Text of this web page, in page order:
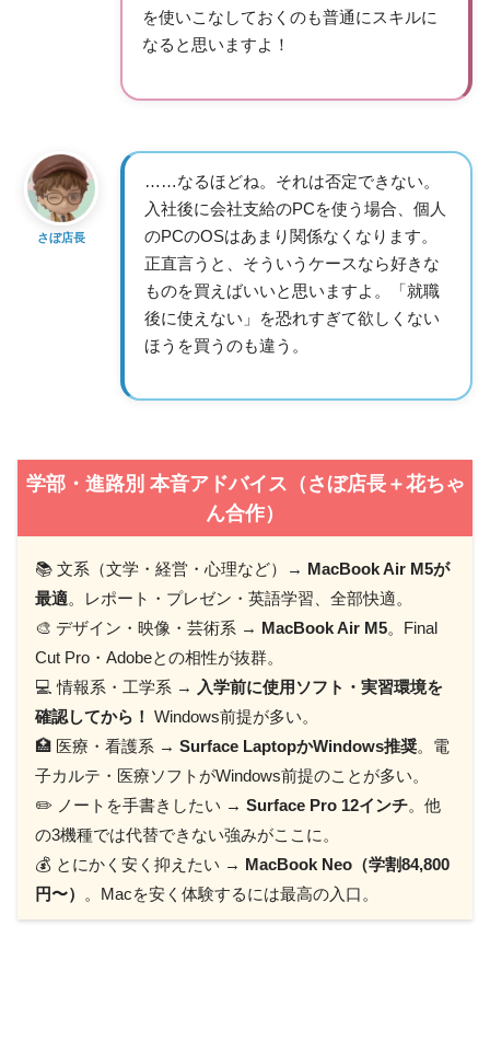
を使いこなしておくのも普通にスキルに
なると思いますよ！
さぼ店長
……なるほどね。それは否定できない。
入社後に会社支給のPCを使う場合、個人
のPCのOSはあまり関係なくなります。
正直言うと、そういうケースなら好きな
ものを買えばいいと思いますよ。「就職
後に使えない」を恐れすぎて欲しくない
ほうを買うのも違う。
学部・進路別 本音アドバイス（さぼ店長＋花ちゃ
ん合作）
📚 文系（文学・経営・心理など）→ MacBook Air M5が
最適。レポート・プレゼン・英語学習、全部快適。
🎨 デザイン・映像・芸術系 → MacBook Air M5。Final
Cut Pro・Adobeとの相性が抜群。
💻 情報系・工学系 → 入学前に使用ソフト・実習環境を
確認してから！ Windows前提が多い。
🏥 医療・看護系 → Surface LaptopかWindows推奨。電
子カルテ・医療ソフトがWindows前提のことが多い。
✏️ ノートを手書きしたい → Surface Pro 12インチ。他
の3機種では代替できない強みがここに。
💰 とにかく安く抑えたい → MacBook Neo（学割84,800
円〜）
。Macを安く体験するには最高の入口。